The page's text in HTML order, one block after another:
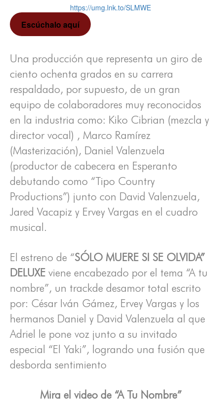
https://umg.lnk.to/SLMWE
Escúchalo aquí
Una producción que representa un giro de
ciento ochenta grados en su carrera
respaldado, por supuesto, de un gran
equipo de colaboradores muy reconocidos
en la industria como: Kiko Cibrian (mezcla y
director vocal) , Marco Ramírez
(Masterización), Daniel Valenzuela
(productor de cabecera en Esperanto
debutando como “Tipo Country
Productions”) junto con David Valenzuela,
Jared Vacapiz y Ervey Vargas en el cuadro
musical.
El estreno de “SÓLO MUERE SI SE OLVIDA”
DELUXE viene encabezado por el tema “A tu
nombre”, un trackde desamor total escrito
por: César Iván Gámez, Ervey Vargas y los
hermanos Daniel y David Valenzuela al que
Adriel le pone voz junto a su invitado
especial “El Yaki”, logrando una fusión que
desborda sentimiento
Mira el video de “A Tu Nombre”